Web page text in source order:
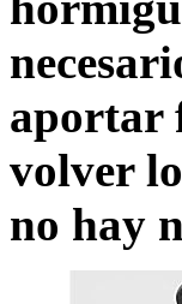
aportar
volver
no hay